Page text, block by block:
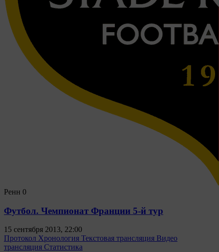
Ренн 0
Футбол. Чемпионат Франции 5-й тур
15 сентября 2013, 22:00
Протокол Хронология Текстовая трансляция Видео
трансляция Статистика